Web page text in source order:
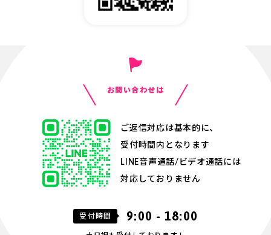
お問い合わせは
ご返信対応は基本的に、
受付時間内となります
LINE音声通話/ビデオ通話には
対応しておりません
受付時間 9:00 - 18:00